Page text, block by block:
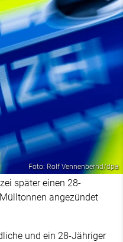
Foto: Rolf Vennenbernd/dpa
später einen 28-
angezündet
und ein 28-Jähriger